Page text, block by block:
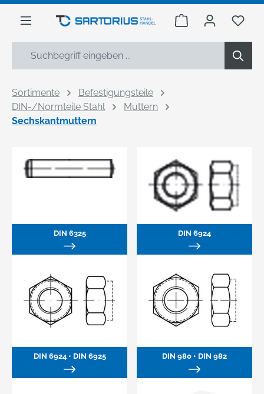
springen
Warenkorb Du
Sortimente
Befestigungsteile
DIN-/Normteile Stahl
Muttern
Sechskantmuttern
DIN 6325 DIN 6924
DIN 6924 • DIN 6925 DIN 980 • DIN 982